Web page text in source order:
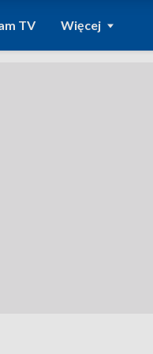
TV Więcej